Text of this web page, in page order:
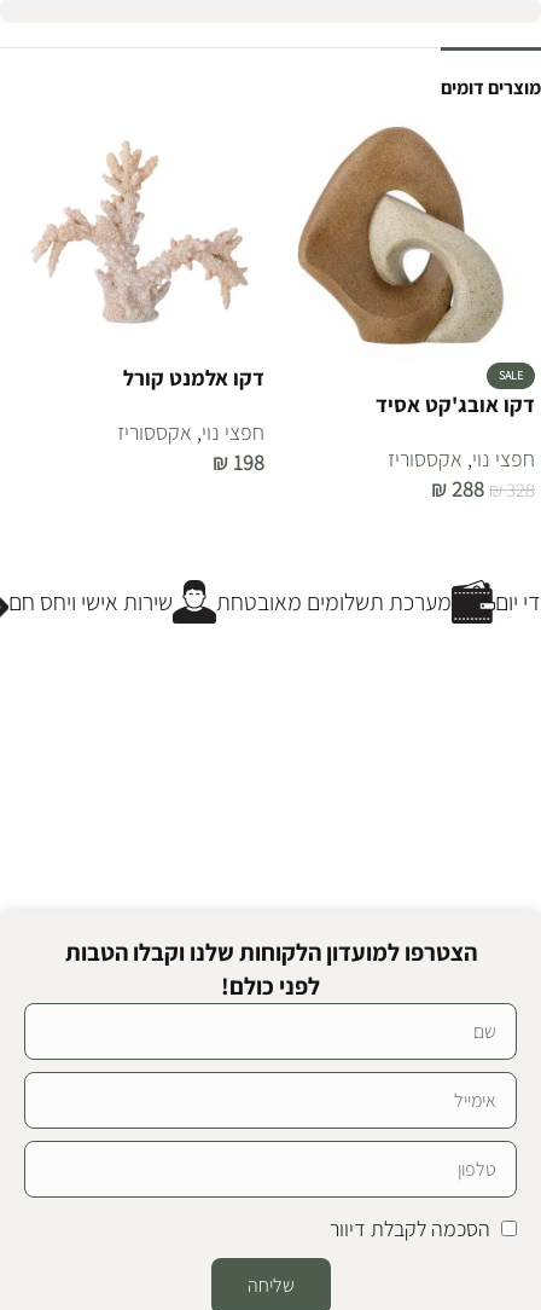
מוצרים דומים
SALE
דקו אובג'קט אסיד
חפצי נוי, אקססוריז
₪328
₪288
דקו אלמנט קורל
חפצי נוי, אקססוריז
₪ 198
שירות אישי ויחס חם מערכת תשלומים מאובטחת יום
הצטרפו למועדון הלקוחות שלנו וקבלו הטבות
לפני כולם!
הסכמה לקבלת דיוור
שליחה